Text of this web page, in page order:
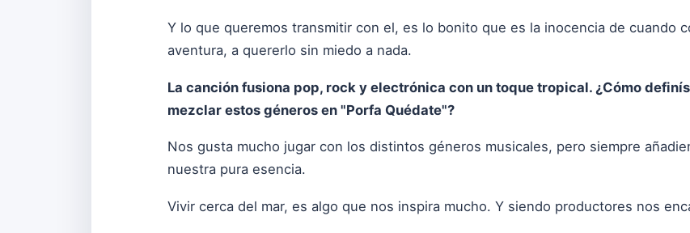
Y lo que queremos transmitir con el, es lo bonito que es la inocencia de cuando
aventura, a quererlo sin miedo a nada.
La canción fusiona pop, rock y electrónica con un toque tropical. ¿Cómo
mezclar estos géneros en "Porfa Quédate"?
Nos gusta mucho jugar con los distintos géneros musicales, pero siempre
nuestra pura esencia.
Vivir cerca del mar, es algo que nos inspira mucho. Y siendo productores nos